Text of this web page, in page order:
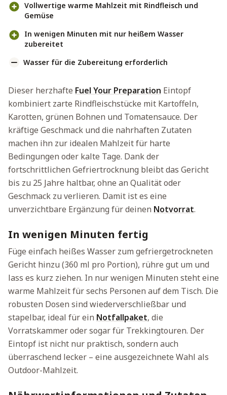
Vollwertige warme Mahlzeit mit Rindfleisch und
Gemüse
In wenigen Minuten mit nur heißem Wasser
zubereitet
Wasser für die Zubereitung erforderlich
Dieser herzhafte Fuel Your Preparation Eintopf
kombiniert zarte Rindfleischstücke mit Kartoffeln,
Karotten, grünen Bohnen und Tomatensauce. Der
kräftige Geschmack und die nahrhaften Zutaten
machen ihn zur idealen Mahlzeit für harte
Bedingungen oder kalte Tage. Dank der
fortschrittlichen Gefriertrocknung bleibt das Gericht
bis zu 25 Jahre haltbar, ohne an Qualität oder
Geschmack zu verlieren. Damit ist es eine
unverzichtbare Ergänzung für deinen Notvorrat.
In wenigen Minuten fertig
Füge einfach heißes Wasser zum gefriergetrockneten
Gericht hinzu (360 ml pro Portion), rühre gut um und
lass es kurz ziehen. In nur wenigen Minuten steht eine
warme Mahlzeit für sechs Personen auf dem Tisch. Die
robusten Dosen sind wiederverschließbar und
stapelbar, ideal für ein Notfallpaket, die
Vorratskammer oder sogar für Trekkingtouren. Der
Eintopf ist nicht nur praktisch, sondern auch
überraschend lecker – eine ausgezeichnete Wahl als
Outdoor-Mahlzeit.